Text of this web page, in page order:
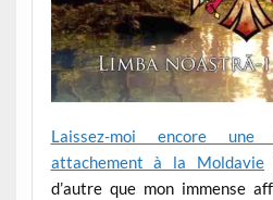
Laissez-moi encore
attachement à la Moldavie
d’autre que mon immense